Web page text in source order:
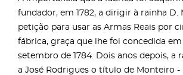
fundador, em 1782, a dirigir à rainha D.
petição para usar as Armas Reais por
fábrica, graça que lhe foi concedida em
setembro de 1784. Dois anos depois, a
a José Rodrigues o título de Monteiro -